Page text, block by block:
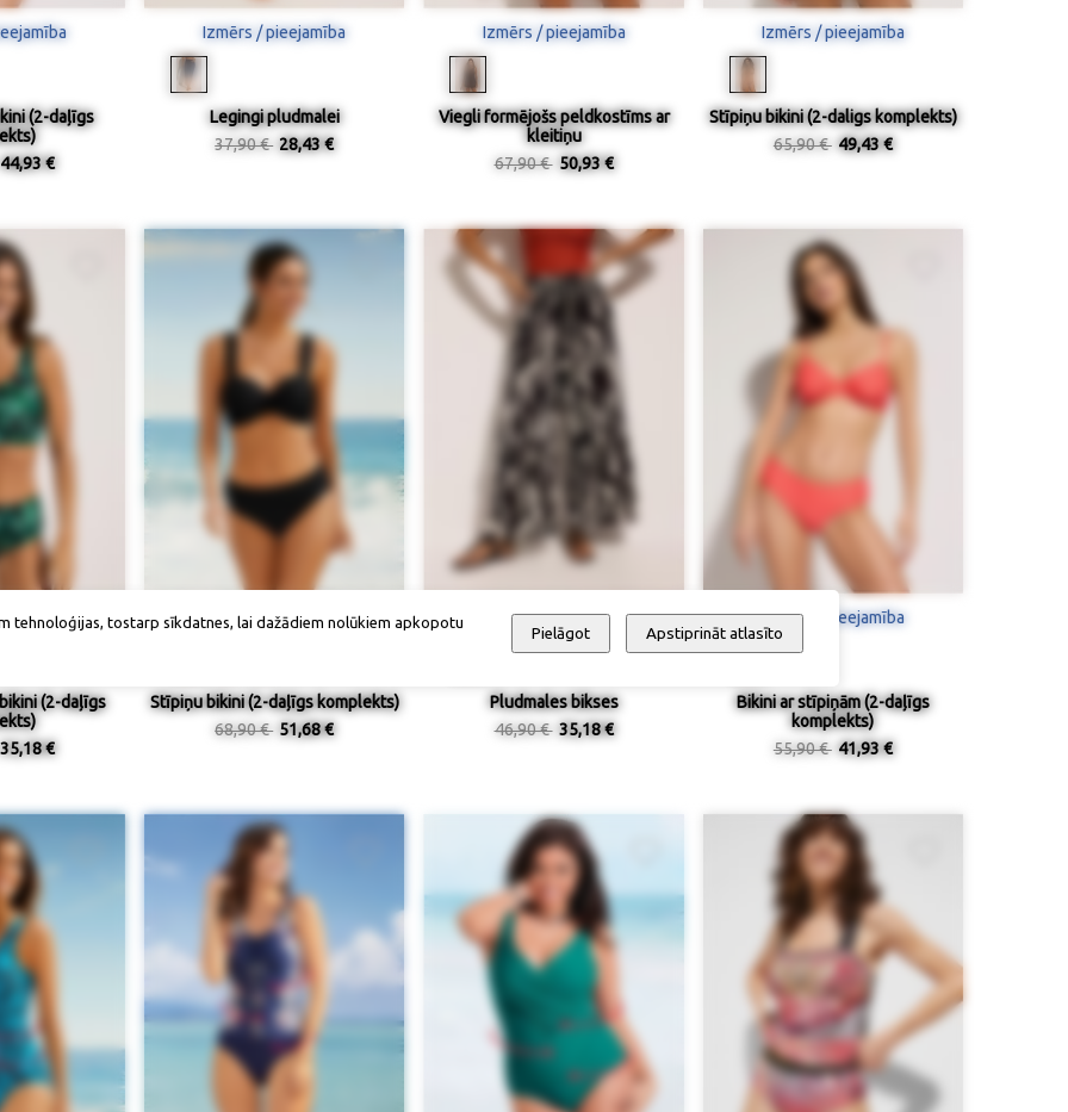
(2-daļīgs
44,93 €
Izmērs / pieejamība
Legingi pludmalei
37,90 € 28,43 €
Izmērs / pieejamība
Viegli formējošs peldkostīms ar
kleitiņu
67,90 € 50,93 €
Izmērs / pieejamība
Stīpiņu bikini (2-daligs komplekts)
65,90 € 49,43 €
(2-daļīgs
35,18 €
Izmērs / pieejamība
Stīpiņu bikini (2-daļīgs komplekts)
68,90 € 51,68 €
Izmērs / pieejamība
Pludmales bikses
46,90 € 35,18 €
Izmērs / pieejamība
Bikini ar stīpiņām (2-daļīgs
komplekts)
55,90 € 41,93 €
tehnoloģijas, tostarp sīkdatnes, lai dažādiem nolūkiem apkopotu
Pielāgot Apstiprināt atlasīto